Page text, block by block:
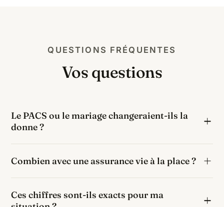
QUESTIONS FRÉQUENTES
Vos questions
Le PACS ou le mariage changeraient-ils la
donne ?
pour un neveu, les leviers sont la donation anticipée
Combien avec une assurance vie à la place ?
vie alimentée avant 70 ans, le bénéficiaire profiterait
Ces chiffres sont-ils exacts pour ma